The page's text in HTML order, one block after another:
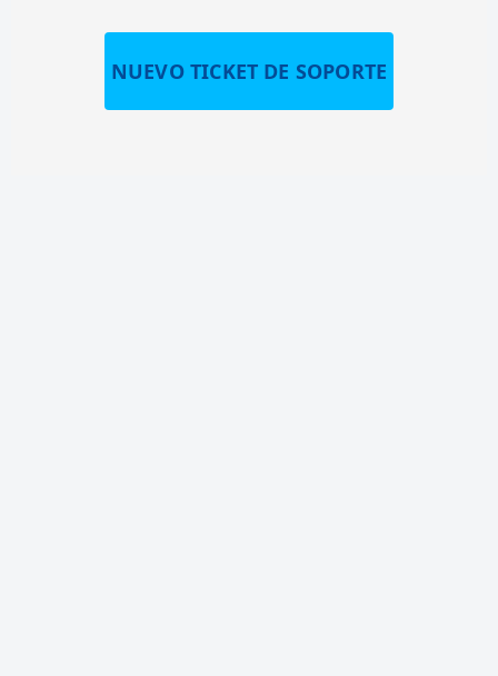
NUEVO TICKET DE SOPORTE